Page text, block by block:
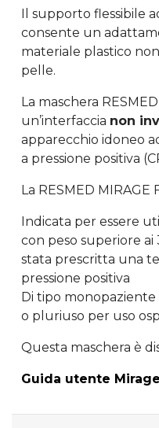
Il supporto flessibile
consente un
materiale plastico
pelle.
La maschera
un’interfaccia non
apparecchio idoneo
a pressione positiva
La RESMED MIRAGE
Indicata per essere
con peso superiore ai
stata prescritta una
pressione positiva
Di tipo
o pluriuso per uso
Questa maschera è
Guida utente